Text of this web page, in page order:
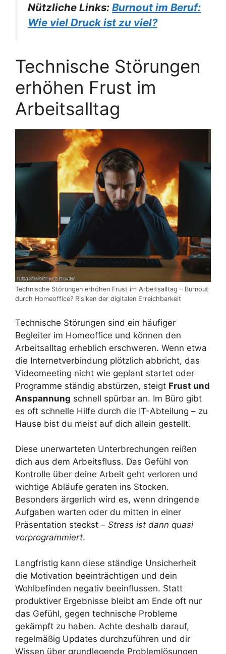
Nützliche Links: Burnout im Beruf:
Wie viel Druck ist zu viel?
Technische Störungen
erhöhen Frust im
Arbeitsalltag
Technische Störungen erhöhen Frust im Arbeitsalltag – Burnout
durch Homeoffice? Risiken der digitalen Erreichbarkeit
Technische Störungen sind ein häufiger
Begleiter im Homeoffice und können den
Arbeitsalltag erheblich erschweren. Wenn etwa
die Internetverbindung plötzlich abbricht, das
Videomeeting nicht wie geplant startet oder
Programme ständig abstürzen, steigt Frust und
Anspannung schnell spürbar an. Im Büro gibt
es oft schnelle Hilfe durch die IT-Abteilung – zu
Hause bist du meist auf dich allein gestellt.
Diese unerwarteten Unterbrechungen reißen
dich aus dem Arbeitsfluss. Das Gefühl von
Kontrolle über deine Arbeit geht verloren und
wichtige Abläufe geraten ins Stocken.
Besonders ärgerlich wird es, wenn dringende
Aufgaben warten oder du mitten in einer
Präsentation steckst – Stress ist dann quasi
vorprogrammiert.
Langfristig kann diese ständige Unsicherheit
die Motivation beeinträchtigen und dein
Wohlbefinden negativ beeinflussen. Statt
produktiver Ergebnisse bleibt am Ende oft nur
das Gefühl, gegen technische Probleme
gekämpft zu haben. Achte deshalb darauf,
regelmäßig Updates durchzuführen und dir
Wissen über grundlegende Problemlösungen